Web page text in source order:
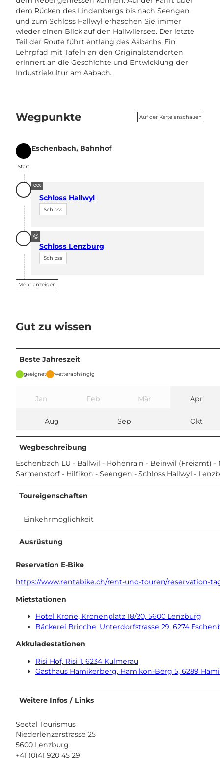
dem Rücken des Lindenbergs bis nach Seengen
und zum Schloss Hallwyl erhaschen Sie immer
wieder einen Blick auf den Hallwilersee. Der letzte
Teil der Route führt entlang des Aabachs. Ein
Lehrpfad mit Tafeln an den Originalstandorten
erinnert an die Geschichte und Entwicklung der
Industriekultur am Aabach.
Wegpunkte Auf der Karte anschauen
Start
Start
Eschenbach, Bahnhof
CC0
Schloss Hallwyl
Schloss
©
Schloss Lenzburg
Schloss
Mehr anzeigen
Gut zu wissen
Beste Jahreszeit
geeignet wetterabhängig
Jan Feb Mär Apr
Aug Sep Okt
Wegbeschreibung
Eschenbach LU - Ballwil - Hohenrain - Beinwil (Freiamt)
Sarmenstorf - Hilfikon - Seengen - Schloss Hallwyl -
Toureigenschaften
Einkehrmöglichkeit
Ausrüstung
Reservation E-Bike
https://www.rentabike.ch/rent-und-touren/reservation-
Mietstationen
Hotel Krone, Kronenplatz 18/20, 5600 Lenzburg
Bäckerei Brioche, Unterdorfstrasse 29, 6274
Akkuladestationen
Risi Hof, Risi 1, 6234 Kulmerau
Gasthaus Hämikerberg, Hämikon-Berg 5, 6289
Weitere Infos / Links
Seetal Tourismus
Niederlenzerstrasse 25
5600 Lenzburg
+41 (0)41 920 45 29